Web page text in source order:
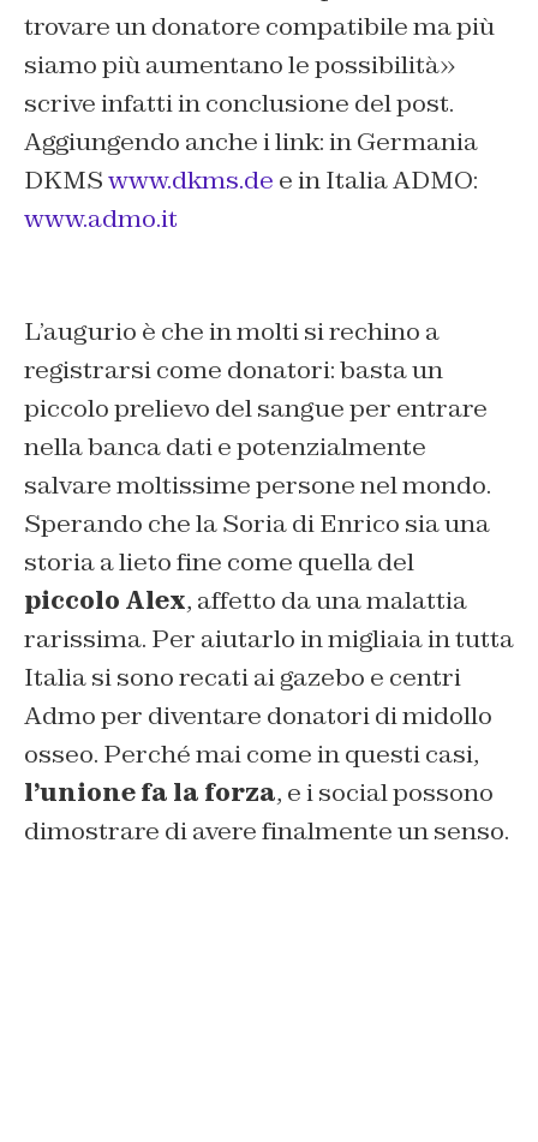
trovare un donatore compatibile ma più
siamo più aumentano le possibilità»
scrive infatti in conclusione del post.
Aggiungendo anche i link: in Germania
DKMSwww.dkms.de e in ItaliaADMO:
www.admo.it
L’augurio è che in molti si rechino a
registrarsi come donatori: basta un
piccolo prelievo del sangue per entrare
nella banca dati e potenzialmente
salvare moltissime persone nel mondo.
Sperando che la Soria di Enrico sia una
storia a lieto fine come quella del
piccolo Alex, affetto da una malattia
rarissima. Per aiutarlo in migliaia in tutta
Italia si sono recati ai gazebo e centri
Admo per diventare donatori di midollo
osseo. Perché mai come in questi casi,
l’unione fa la forza, e i social possono
dimostrare di avere finalmente un senso.